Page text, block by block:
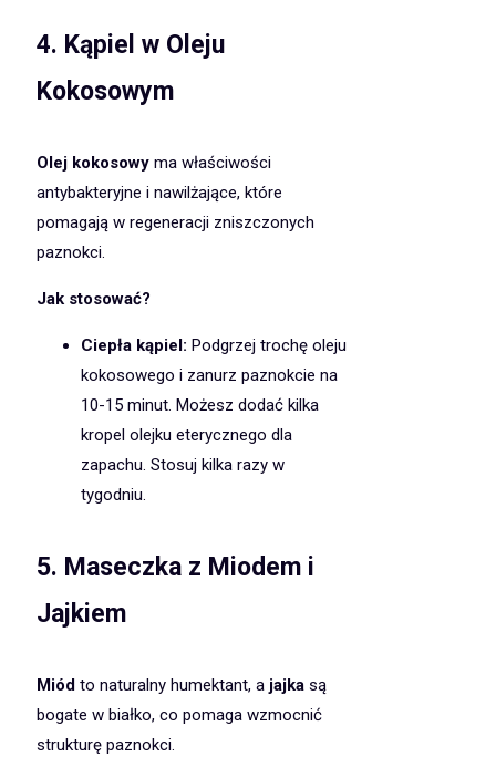
4. Kąpiel w Oleju
Kokosowym
Olej kokosowy ma właściwości
antybakteryjne i nawilżające, które
pomagają w regeneracji zniszczonych
paznokci.
Jak stosować?
Ciepła kąpiel: Podgrzej trochę oleju
kokosowego i zanurz paznokcie na
10-15 minut. Możesz dodać kilka
kropel olejku eterycznego dla
zapachu. Stosuj kilka razy w
tygodniu.
5. Maseczka z Miodem i
Jajkiem
Miód to naturalny humektant, a jajka są
bogate w białko, co pomaga wzmocnić
strukturę paznokci.